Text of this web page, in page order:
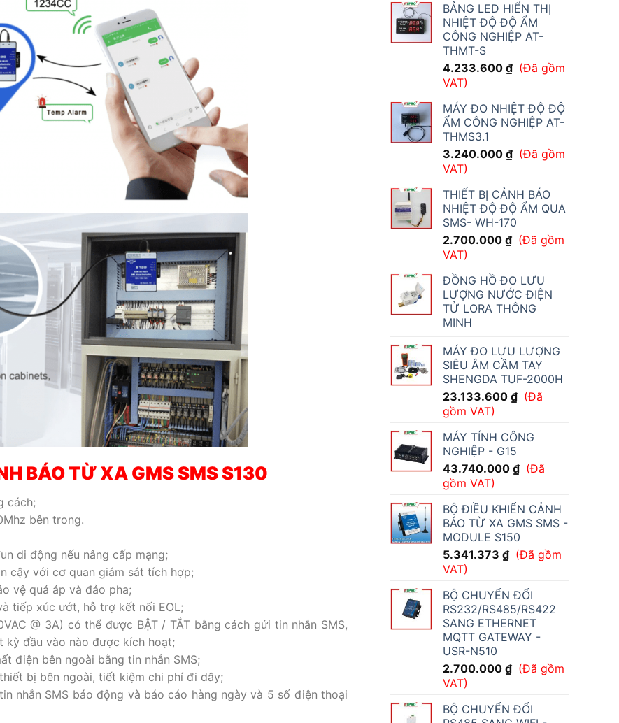
BẢNG LED HIỂN THỊ
NHIỆT ĐỘ ĐỘ ẨM
CÔNG NGHIỆP AT-
THMT-S
4.233.600 ₫ (Đã gồm
VAT)
MÁY ĐO NHIỆT ĐỘ ĐỘ
ẨM CÔNG NGHIỆP AT-
THMS3.1
3.240.000 ₫ (Đã gồm
VAT)
THIẾT BỊ CẢNH BÁO
NHIỆT ĐỘ ĐỘ ẨM QUA
SMS- WH-170
2.700.000 ₫ (Đã gồm
VAT)
ĐỒNG HỒ ĐO LƯU
LƯỢNG NƯỚC ĐIỆN
TỬ LORA THÔNG
MINH
MÁY ĐO LƯU LƯỢNG
SIÊU ÂM CẦM TAY
SHENGDA TUF-2000H
23.133.600 ₫ (Đã
gồm VAT)
MÁY TÍNH CÔNG
NGHIỆP - G15
43.740.000 ₫ (Đã
gồm VAT)
BỘ ĐIỀU KHIỂN CẢNH
BÁO TỪ XA GMS SMS -
MODULE S150
5.341.373 ₫ (Đã gồm
VAT)
BỘ CHUYỂN ĐỔI
RS232/RS485/RS422
SANG ETHERNET
MQTT GATEWAY -
USR-N510
2.700.000 ₫ (Đã gồm
VAT)
BỘ CHUYỂN ĐỔI
BÁO TỪ XA GMS SMS S130
cách;
bên trong.
di động nếu nâng cấp mạng;
cậy với cơ quan giám sát tích hợp;
vệ quá áp và đảo pha;
tiếp xúc ướt, hỗ trợ kết nối EOL;
@ 3A) có thể được BẬT / TẮT bằng cách gửi tin nhắn SMS,
kỳ đầu vào nào được kích hoạt;
điện bên ngoài bằng tin nhắn SMS;
bị bên ngoài, tiết kiệm chi phí đi dây;
nhắn SMS báo động và báo cáo hàng ngày và 5 số điện thoại